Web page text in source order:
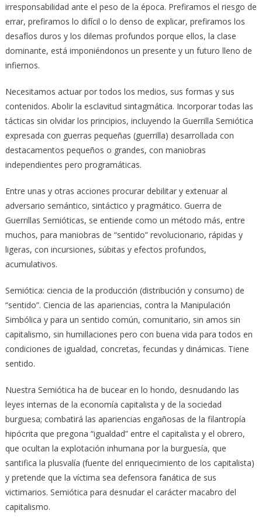
irresponsabilidad ante el peso de la época. Prefiramos el riesgo de
errar, prefiramos lo difícil o lo denso de explicar, prefiramos los
desafíos duros y los dilemas profundos porque ellos, la clase
dominante, está imponiéndonos un presente y un futuro lleno de
infiernos.
Necesitamos actuar por todos los medios, sus formas y sus
contenidos. Abolir la esclavitud sintagmática. Incorporar todas las
tácticas sin olvidar los principios, incluyendo la Guerrilla Semiótica
expresada con guerras pequeñas (guerrilla) desarrollada con
destacamentos pequeños o grandes, con maniobras
independientes pero programáticas.
Entre unas y otras acciones procurar debilitar y extenuar al
adversario semántico, sintáctico y pragmático. Guerra de
Guerrillas Semióticas, se entiende como un método más, entre
muchos, para maniobras de “sentido” revolucionario, rápidas y
ligeras, con incursiones, súbitas y efectos profundos,
acumulativos.
Semiótica: ciencia de la producción (distribución y consumo) de
“sentido”. Ciencia de las apariencias, contra la Manipulación
Simbólica y para un sentido común, comunitario, sin amos sin
capitalismo, sin humillaciones pero con buena vida para todos en
condiciones de igualdad, concretas, fecundas y dinámicas. Tiene
sentido.
Nuestra Semiótica ha de bucear en lo hondo, desnudando las
leyes internas de la economía capitalista y de la sociedad
burguesa; combatirá las apariencias engañosas de la filantropía
hipócrita que pregona “igualdad” entre el capitalista y el obrero,
que ocultan la explotación inhumana por la burguesía, que
santifica la plusvalía (fuente del enriquecimiento de los capitalista)
y pretende que la víctima sea defensora fanática de sus
victimarios. Semiótica para desnudar el carácter macabro del
capitalismo.